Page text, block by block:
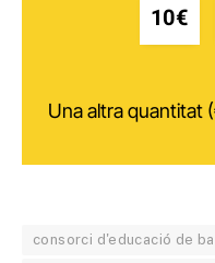
10€
Una altra quantitat
consorci d'educació de